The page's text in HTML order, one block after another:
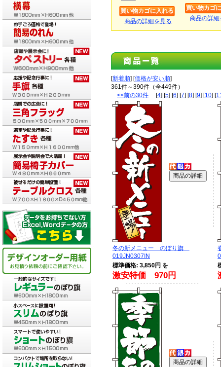
商品の詳細を見る 商品の詳細
[新着順] [価格が安い順]
361件～390件（全449件）
<<前の30件 [4] [5] [6] [7] [8] [9] [10] [
冬の新メニュー のぼり旗
019JN0307IN
標準価格: 3,850円 を
激安特価 970円